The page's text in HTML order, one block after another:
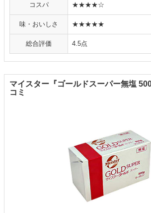
コスパ ★★★★☆
味・おいしさ ★★★★★
総合評価 4.5点
マイスター『ゴールドスーパー無塩
コミ